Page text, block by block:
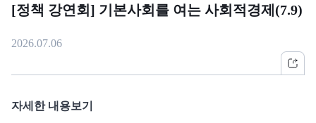
[정책 강연회] 기본사회를 여는 사회적경제(7.9)
2026.07.06
자세한 내용보기